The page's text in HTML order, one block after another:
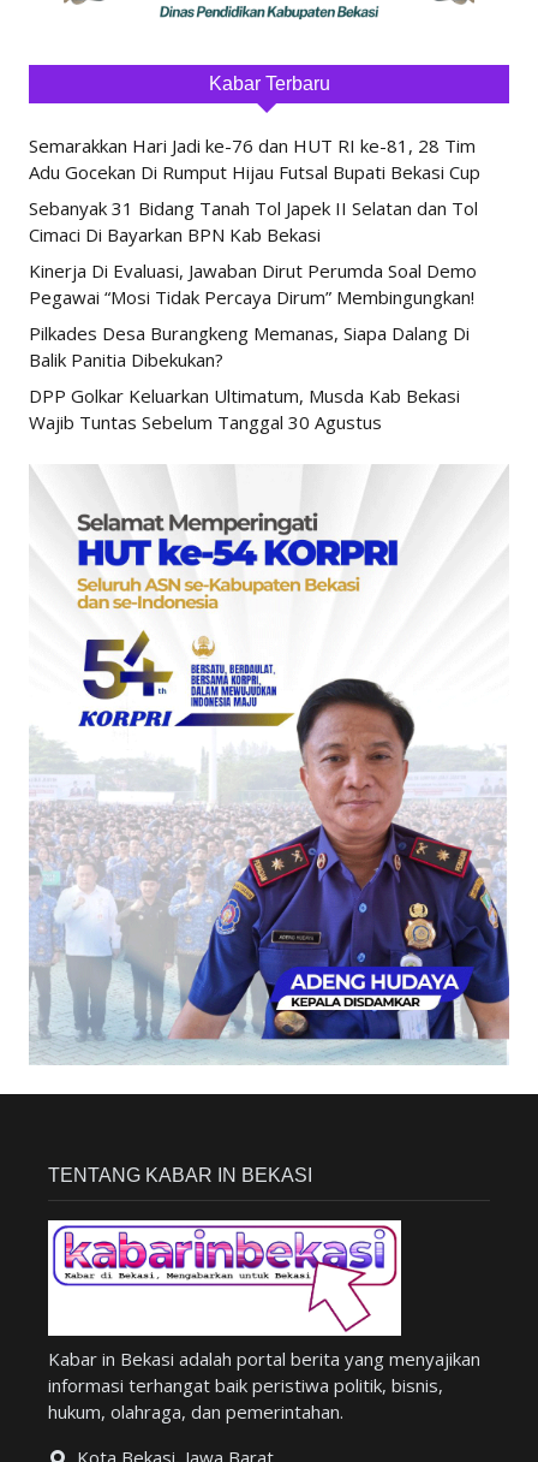
Kabar Terbaru
Semarakkan Hari Jadi ke-76 dan HUT RI ke-81, 28 Tim
Adu Gocekan Di Rumput Hijau Futsal Bupati Bekasi Cup
Sebanyak 31 Bidang Tanah Tol Japek II Selatan dan Tol
Cimaci Di Bayarkan BPN Kab Bekasi
Kinerja Di Evaluasi, Jawaban Dirut Perumda Soal Demo
Pegawai “Mosi Tidak Percaya Dirum” Membingungkan!
Pilkades Desa Burangkeng Memanas, Siapa Dalang Di
Balik Panitia Dibekukan?
DPP Golkar Keluarkan Ultimatum, Musda Kab Bekasi
Wajib Tuntas Sebelum Tanggal 30 Agustus
TENTANG KABAR IN BEKASI
Kabar in Bekasi adalah portal berita yang menyajikan
informasi terhangat baik peristiwa politik, bisnis,
hukum, olahraga, dan pemerintahan.